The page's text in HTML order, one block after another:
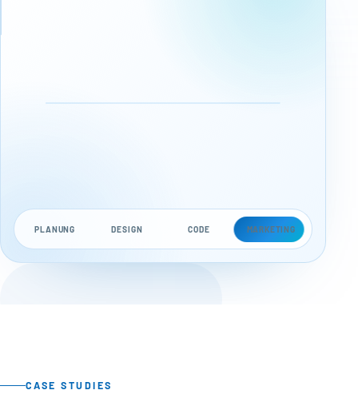
PLANUNG DESIGN CODE MARKETING
CASE STUDIES